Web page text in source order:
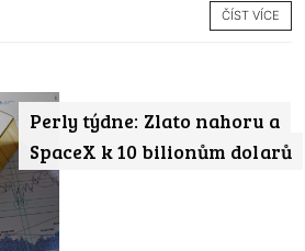
ČÍST VÍCE
Perly týdne: Zlato nahoru a
SpaceX k 10 bilionům dolarů